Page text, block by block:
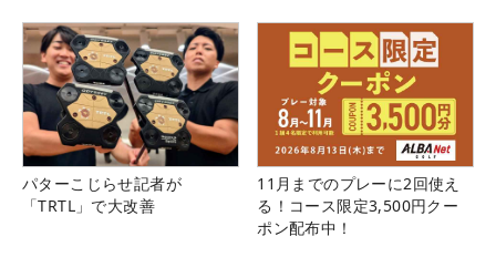
パターこじらせ記者が
「TRTL」で大改善
11月までのプレーに2回使え
る！コース限定3,500円クー
ポン配布中！